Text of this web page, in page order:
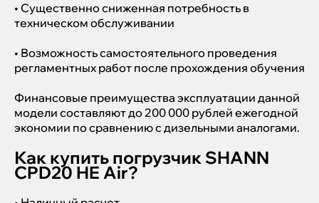
• Существенно сниженная потребность в
техническом обслуживании
• Возможность самостоятельного проведения
регламентных работ после прохождения обучения
Финансовые преимущества эксплуатации данной
модели составляют до 200 000 рублей ежегодной
экономии по сравнению с дизельными аналогами.
Как купить погрузчик SHANN
CPD20 HE Air?